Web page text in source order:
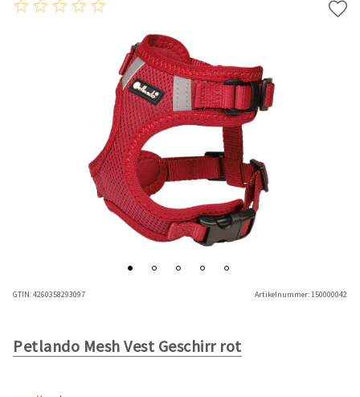
GTIN:4260358293097 Artikelnummer:150000042
Petlando Mesh Vest Geschirr rot